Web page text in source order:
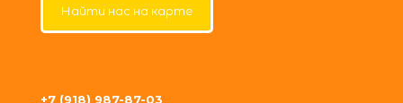
Найти нас на карте
+7 (918) 987-87-03